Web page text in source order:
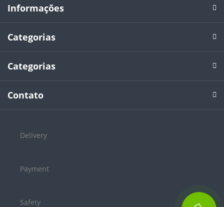
Informações
Categorias
Categorias
Contato
Delivery
Payment
Safety